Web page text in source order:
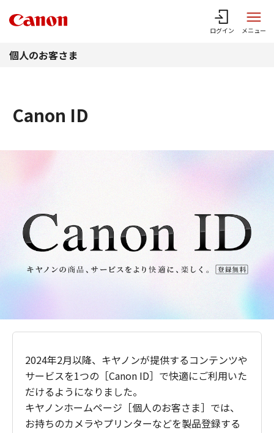
ログイン メニュー
個人のお客さま
Canon ID
2024年2月以降、キヤノンが提供するコンテンツや
サービスを1つの［Canon ID］で快適にご利用いた
だけるようになりました。
キヤノンホームページ［個人のお客さま］では、
お持ちのカメラやプリンターなどを製品登録する